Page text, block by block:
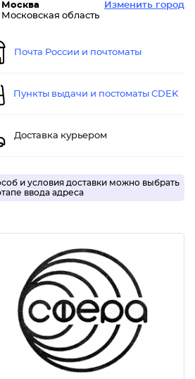
Москва
Московская область
Изменить город
Почта России и почтоматы
Пункты выдачи и постоматы CDEK
Доставка курьером
и условия доставки можно выбрать
ввода адреса